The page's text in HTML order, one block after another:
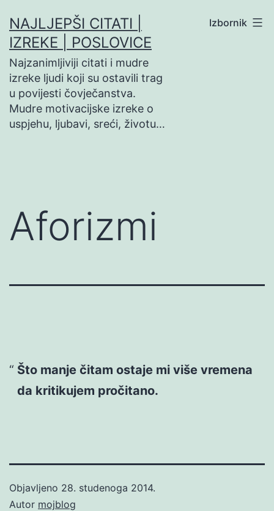
na
sadržaj
NAJLJEPŠI CITATI |
IZREKE | POSLOVICE
Najzanimljiviji citati i mudre
izreke ljudi koji su ostavili trag
u povijesti čovječanstva.
Mudre motivacijske izreke o
uspjehu, ljubavi, sreći, životu…
Izbornik
Aforizmi
Što manje čitam ostaje mi više vremena
da kritikujem pročitano.
Objavljeno 28. studenoga 2014.
Autor mojblog